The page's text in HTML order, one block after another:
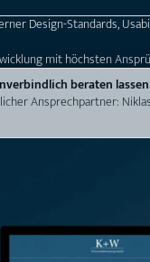
Design-Standards,
mit höchsten
beraten
Ansprechpartner: